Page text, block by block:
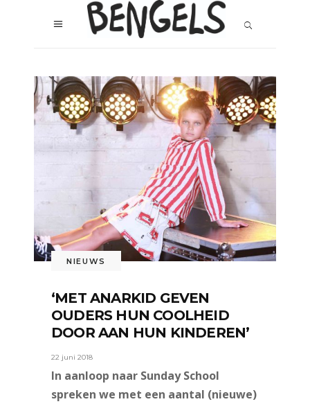
NIEUWS
‘MET ANARKID GEVEN
OUDERS HUN COOLHEID
DOOR AAN HUN KINDEREN’
22 juni 2018
In aanloop naar Sunday School
spreken we met een aantal (nieuwe)